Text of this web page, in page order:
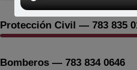
Protección Civil — 783 835
Bomberos — 783 834 0646